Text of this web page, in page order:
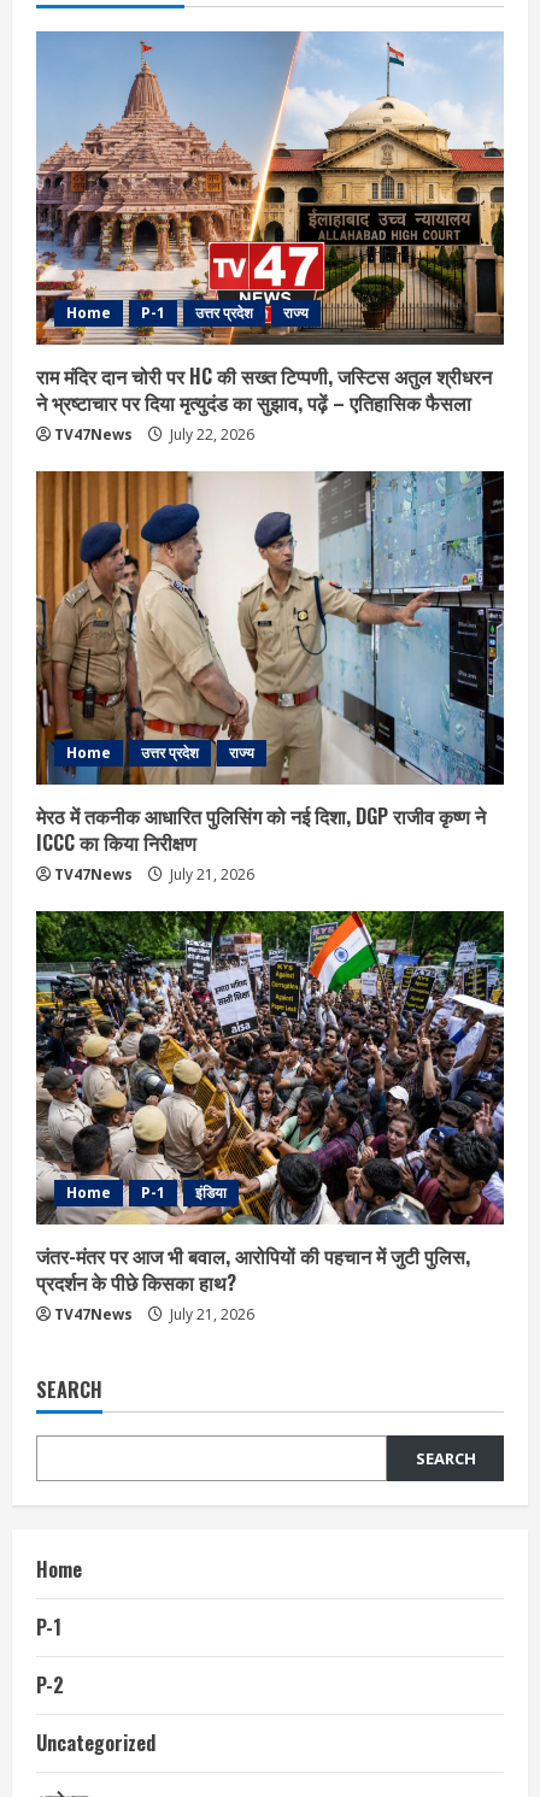
Home P-1 उत्तर प्रदेश राज्य
राम मंदिर दान चोरी पर HC की सख्त टिप्पणी, जस्टिस अतुल श्रीधरन
ने भ्रष्टाचार पर द‍िया मृत्युदंड का सुझाव, पढ़ें – एत‍िहास‍िक फैसला
TV47News July 22, 2026
Home उत्तर प्रदेश राज्य
मेरठ में तकनीक आधारित पुलिसिंग को नई दिशा, DGP राजीव कृष्ण ने
ICCC का किया निरीक्षण
TV47News July 21, 2026
Home P-1 इंडिया
जंतर-मंतर पर आज भी बवाल, आरोपियों की पहचान में जुटी पुलिस,
प्रदर्शन के पीछे किसका हाथ?
TV47News July 21, 2026
SEARCH
SEARCH
Home
P-1
P-2
Uncategorized